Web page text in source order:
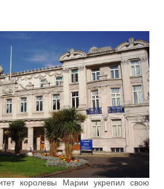
королевы Марии укрепил свою